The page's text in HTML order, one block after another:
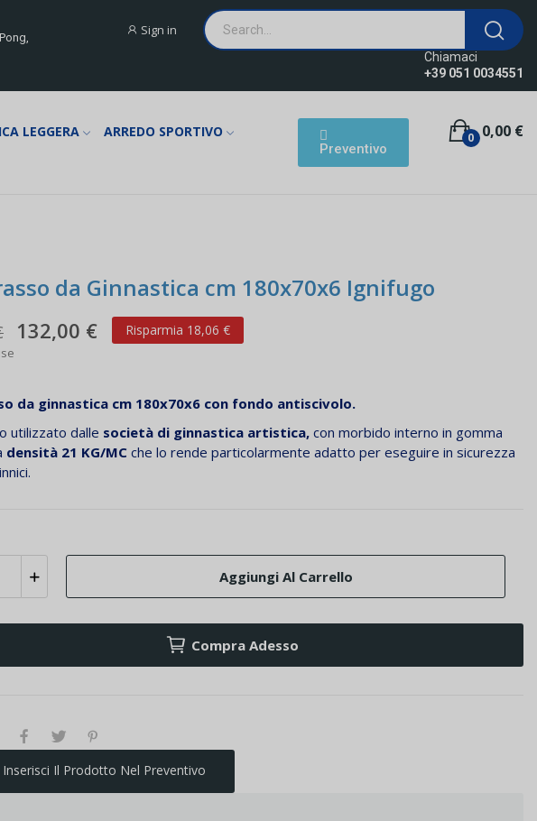
Sign in
Chiamaci
+39 051 0034551
LEGGERA
ARREDO SPORTIVO
Preventivo
0,00 €
0
da Ginnastica cm 180x70x6 Ignifugo
132,00 € Risparmia 18,06 €
da ginnastica cm 180x70x6 con fondo antiscivolo.
utilizzato dalle società di ginnastica artistica, con morbido interno in gomma
densità 21 KG/MC che lo rende particolarmente adatto per eseguire in sicurezza
Aggiungi Al Carrello
Compra Adesso
Inserisci Il Prodotto Nel Preventivo